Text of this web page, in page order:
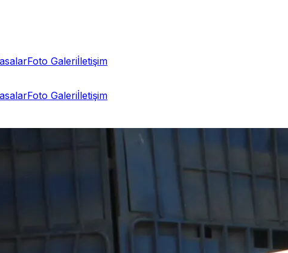
Foto Galeriİletişim
Foto Galeriİletişim